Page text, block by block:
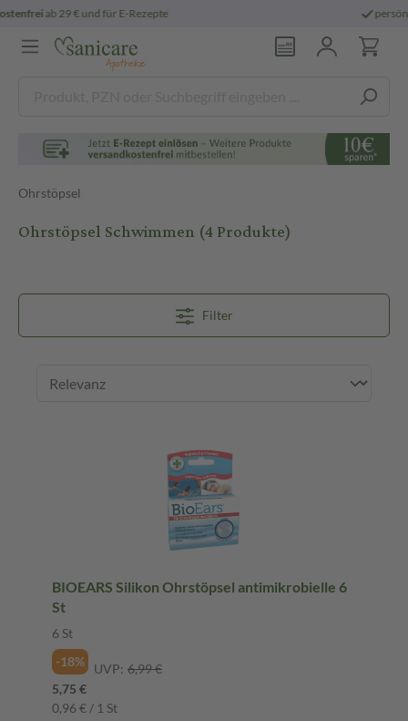
persönliche
Ohrstöpsel
Ohrstöpsel Schwimmen (4 Produkte)
Filter
BIOEARS Silikon Ohrstöpsel antimikrobielle 6
St
6 St
-18%
UVP: 6,99 €
5,75 €
0,96 € / 1 St